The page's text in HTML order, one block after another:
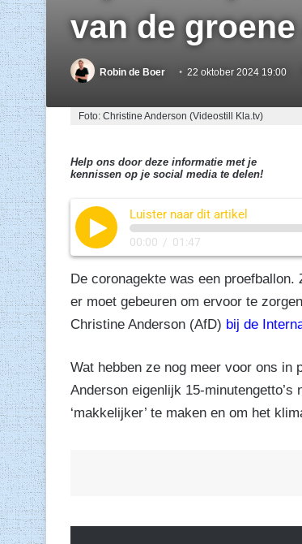
van de
Robin de Boer 22 oktober 2024 19:00
Foto: Christine Anderson (Videostill Kla.tv)
Help ons door deze informatie met je
kennissen op je social media te delen!
Luister naar dit artikel
00:00 / 01:47
De coronagekte was een
er moet gebeuren om ervoor te
Christine Anderson (AfD) bij de
Wat hebben ze nog meer voor ons in
Anderson eigenlijk 15-
‘makkelijker’ te maken en om het